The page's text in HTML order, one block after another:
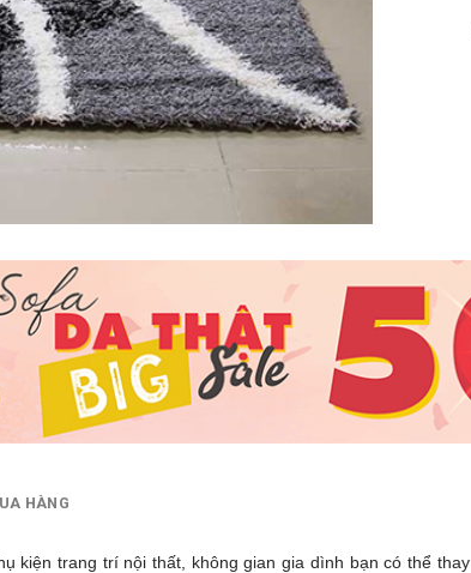
HÀNG
kiện trang trí nội thất, không gian gia dình bạn có thể